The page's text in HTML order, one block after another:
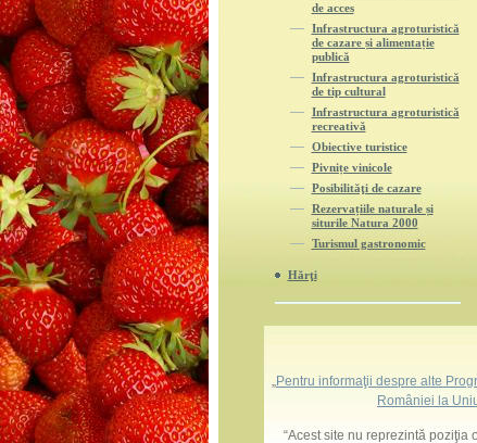
de acces
Infrastructura agroturistică
de cazare și alimentație
publică
Infrastructura agroturistică
de tip cultural
Infrastructura agroturistică
recreativă
Obiective turistice
Pivnițe vinicole
Posibilităţi de cazare
Rezervațiile naturale și
siturile Natura 2000
Turismul gastronomic
Hărţi
„Pentru informaţii despre alte
României la
“Acest site nu reprezintă